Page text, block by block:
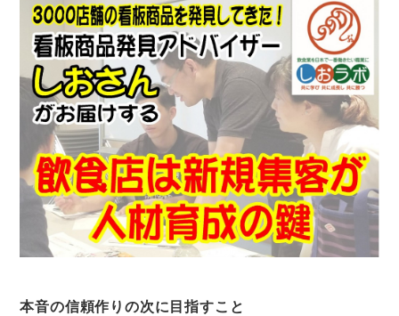
本音の信頼作りの次に目指すこと